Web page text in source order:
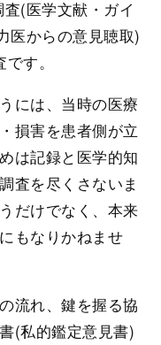
(医学文献・ガイ
医からの意見聴取)
す。
には、当時の医療
損害を患者側が立
は記録と医学的知
査を尽くさないま
だけでなく、本来
もなりかねませ
流れ、鍵を握る協
(私的鑑定意見書)